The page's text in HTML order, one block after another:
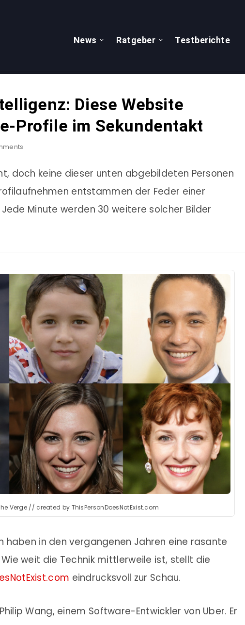
News Ratgeber Testberichte
Diese Website
Profile im Sekundentakt
doch keine dieser unten abgebildeten Personen
entstammen der Feder einer
Minute werden 30 weitere solcher Bilder
Verge // created by ThisPersonDoesNotExist.com
haben in den vergangenen Jahren eine rasante
weit die Technik mittlerweile ist, stellt die
eindrucksvoll zur Schau.
Wang, einem Software-Entwickler von Uber. Er